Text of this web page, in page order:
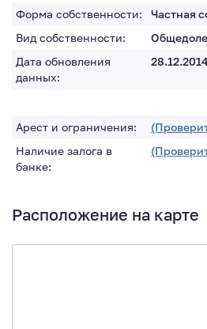
Форма собственности:
Частная
Вид собственности:
Дата обновления
данных:
28.12.2014
Арест и ограничения:
Наличие залога в
банке:
Расположение на карте